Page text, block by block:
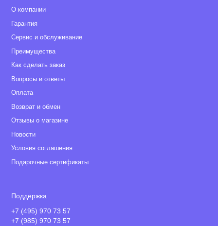
О компании
Гарантия
Сервис и обслуживание
Преимущества
Как сделать заказ
Вопросы и ответы
Оплата
Возврат и обмен
Отзывы о магазине
Новости
Условия соглашения
Подарочные сертификаты
Поддержка
+7 (495) 970 73 57
+7 (985) 970 73 57